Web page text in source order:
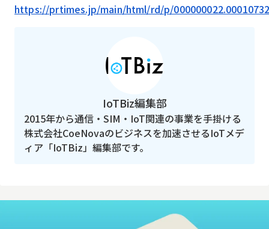
https://prtimes.jp/main/html/rd/p/
IoTBiz編集部
2015年から通信・SIM・IoT関連の事業を手掛ける
株式会社CoeNovaのビジネスを加速させるIoTメデ
ィア「IoTBiz」編集部です。